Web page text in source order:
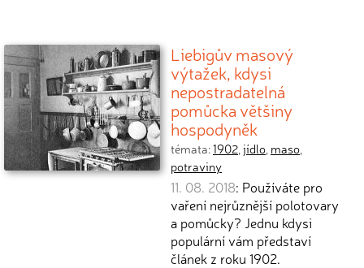
Liebigův masový
výtažek, kdysi
nepostradatelná
pomůcka většiny
hospodyněk
témata:1902,jídlo, maso,
potraviny
11. 08. 2018: Používáte pro
vaření nejrůznější polotovary
a pomůcky? Jednu kdysi
populární vám představí
článek z roku 1902.